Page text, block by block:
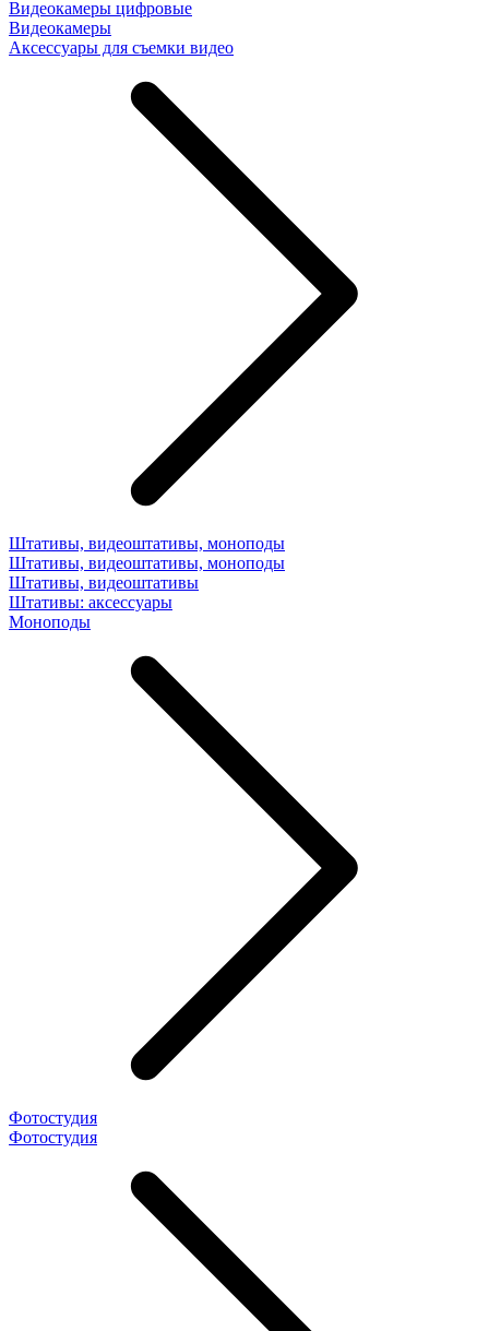
Видеокамеры цифровые
Видеокамеры
Аксессуары для съемки видео
Штативы, видеоштативы, моноподы
Штативы, видеоштативы, моноподы
Штативы, видеоштативы
Штативы: аксессуары
Моноподы
Фотостудия
Фотостудия